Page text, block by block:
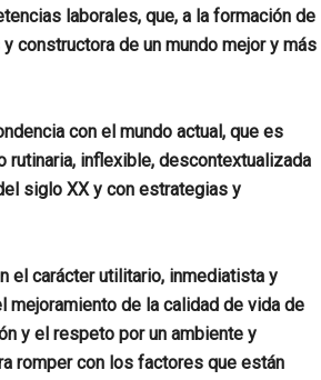
laborales, que, a la formación de
constructora de un mundo mejor y más
con el mundo actual, que es
inflexible, descontextualizada
siglo XX y con estrategias y
el carácter utilitario, inmediatista y
mejoramiento de la calidad de vida de
y el respeto por un ambiente y
romper con los factores que están